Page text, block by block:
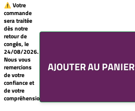
⚠ Votre
commande
sera traitée
dès notre
retour de
congés, le
24/08/2026.
Nous vous
remercions
de votre
confiance et
de votre
compréhension.
AJOUTER AU PANIER
Votre
liste
de
souhaits
Un
produit
0,00€
Créer
une
nouvelle